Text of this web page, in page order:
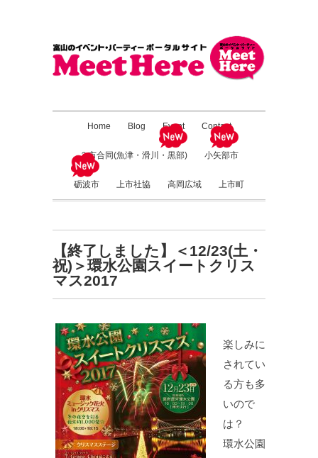
Home Blog Event Contact
３市合同(魚津・滑川・黒部) 小矢部市
砺波市 上市社協 高岡広域 上市町
【終了しました】＜12/23(土・
祝)＞環水公園スイートクリス
マス2017
楽しみに
されてい
る方も多
いので
は？
環水公園